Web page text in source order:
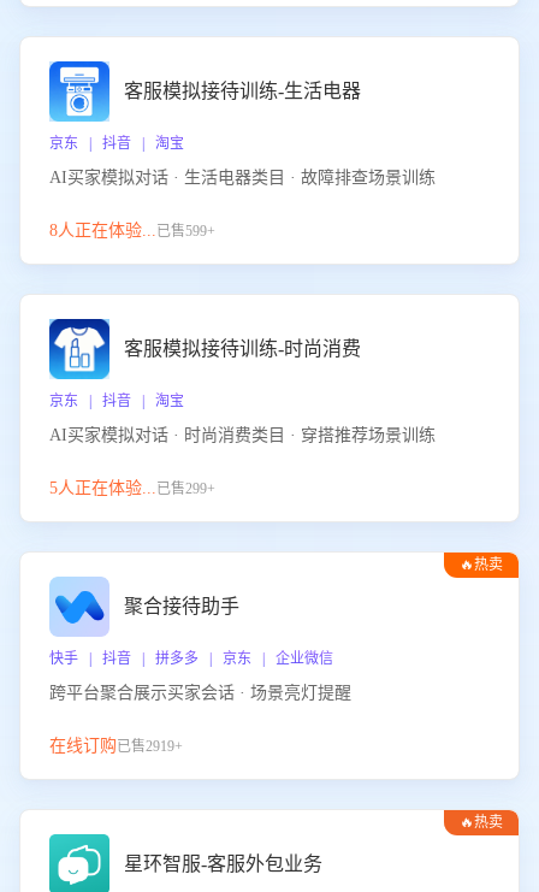
客服模拟接待训练-生活电器
京东 | 抖音 | 淘宝
AI买家模拟对话 · 生活电器类目 · 故障排查场景训练
8人正在体验...已售599+
客服模拟接待训练-时尚消费
京东 | 抖音 | 淘宝
AI买家模拟对话 · 时尚消费类目 · 穿搭推荐场景训练
5人正在体验...已售299+
🔥热卖
聚合接待助手
快手 | 抖音 | 拼多多 | 京东 | 企业微信
跨平台聚合展示买家会话 · 场景亮灯提醒
在线订购已售2919+
🔥热卖
星环智服-客服外包业务